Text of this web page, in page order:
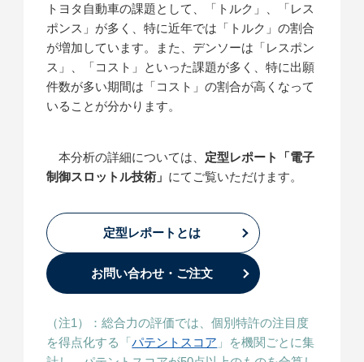
トヨタ自動車の課題として、「トルク」、「レス
ポンス」が多く、特に近年では「トルク」の割合
が増加しています。また、デンソーは「レスポン
ス」、「コスト」といった課題が多く、特に出願
件数が多い期間は「コスト」の割合が高くなって
いることが分かります。
本分析の詳細については、 定型レポート「電子
制御スロットル技術」 にてご覧いただけます。
定型レポートとは
お問い合わせ・ご注文
（注1）：総合力の評価では、個別特許の注目度
を得点化する「パテントスコア 」を機関ごとに集